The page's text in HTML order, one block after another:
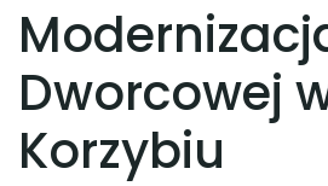
Dworcowej
Korzybiu